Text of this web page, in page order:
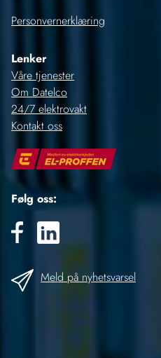
Personvernerklæring
Lenker
Våre tjenester
Om Datelco
24/7 elektrovakt
Kontakt oss
Følg oss:
Meld på nyhetsvarsel